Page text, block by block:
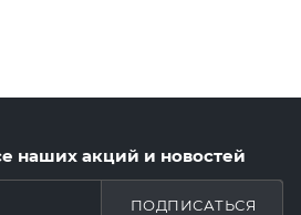
наших акций и новостей
ПОДПИСАТЬСЯ